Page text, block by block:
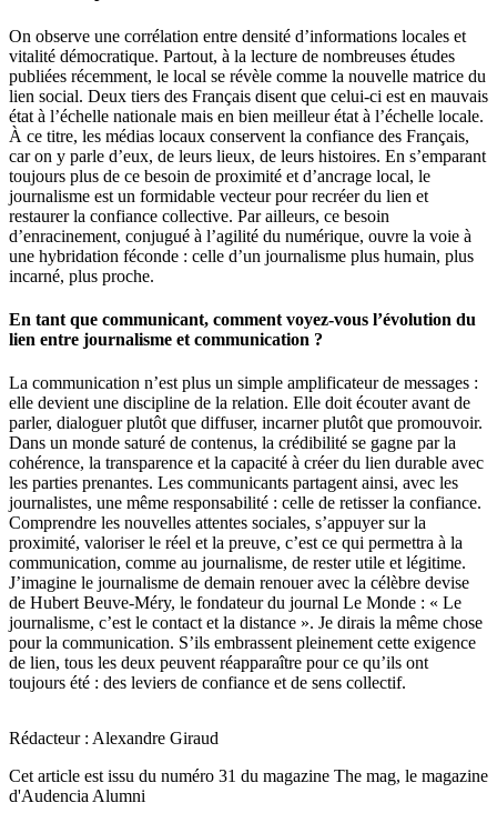
On observe une corrélation entre densité d’informations locales et
vitalité démocratique. Partout, à la lecture de nombreuses études
publiées récemment, le local se révèle comme la nouvelle matrice du
lien social. Deux tiers des Français disent que celui-ci est en mauvais
état à l’échelle nationale mais en bien meilleur état à l’échelle locale.
À ce titre, les médias locaux conservent la confiance des Français,
car on y parle d’eux, de leurs lieux, de leurs histoires. En s’emparant
toujours plus de ce besoin de proximité et d’ancrage local, le
journalisme est un formidable vecteur pour recréer du lien et
restaurer la confiance collective. Par ailleurs, ce besoin
d’enracinement, conjugué à l’agilité du numérique, ouvre la voie à
une hybridation féconde : celle d’un journalisme plus humain, plus
incarné, plus proche.
En tant que communicant, comment voyez-vous l’évolution du
lien entre journalisme et communication ?
La communication n’est plus un simple amplificateur de messages :
elle devient une discipline de la relation. Elle doit écouter avant de
parler, dialoguer plutôt que diffuser, incarner plutôt que promouvoir.
Dans un monde saturé de contenus, la crédibilité se gagne par la
cohérence, la transparence et la capacité à créer du lien durable avec
les parties prenantes. Les communicants partagent ainsi, avec les
journalistes, une même responsabilité : celle de retisser la confiance.
Comprendre les nouvelles attentes sociales, s’appuyer sur la
proximité, valoriser le réel et la preuve, c’est ce qui permettra à la
communication, comme au journalisme, de rester utile et légitime.
J’imagine le journalisme de demain renouer avec la célèbre devise
de Hubert Beuve-Méry, le fondateur du journal Le Monde : « Le
journalisme, c’est le contact et la distance ». Je dirais la même chose
pour la communication. S’ils embrassent pleinement cette exigence
de lien, tous les deux peuvent réapparaître pour ce qu’ils ont
toujours été : des leviers de confiance et de sens collectif.
Rédacteur : Alexandre Giraud
Cet article est issu du numéro 31 du magazine The mag, le magazine
d'Audencia Alumni